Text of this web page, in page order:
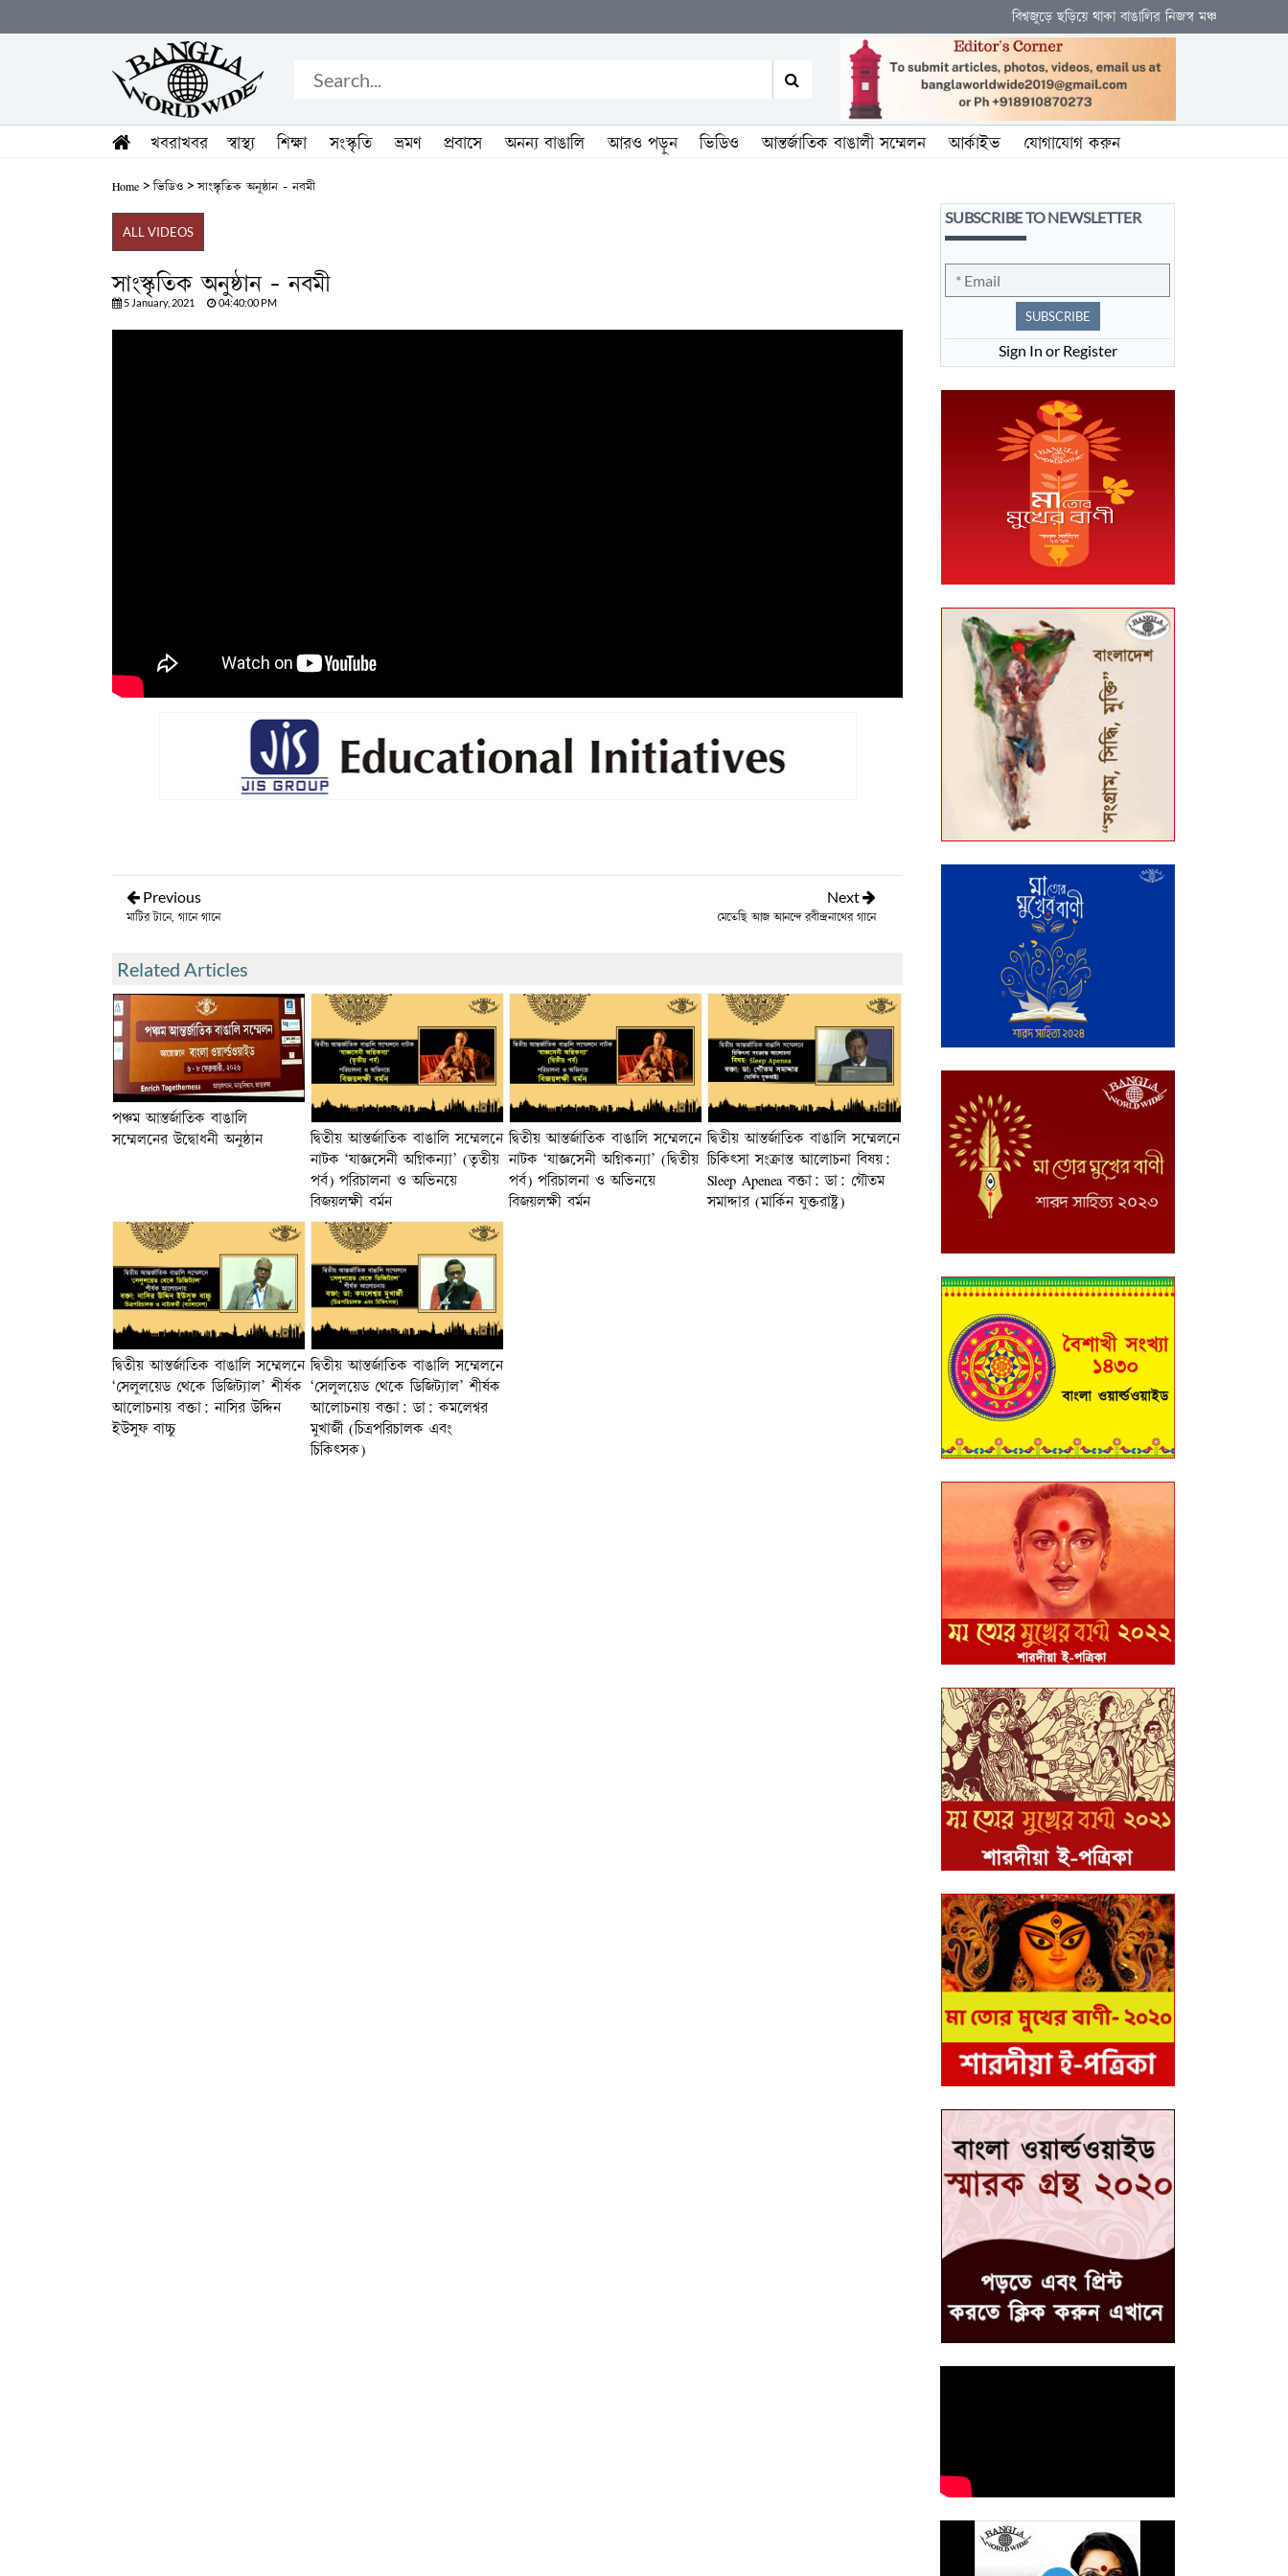
বিশ্বজুড়ে ছড়িয়ে থাকা বাঙালির নিজস্ব মঞ্চ
খবরাখবর স্বাস্থ্য শিক্ষা সংস্কৃতি ভ্রমণ প্রবাসে অনন্য বাঙালি আরও পড়ুন ভিডিও আন্তর্জাতিক বাঙালী সম্মেলন আর্কাইভ যোগাযোগ করুন
Home > ভিডিও > সাংস্কৃতিক অনুষ্ঠান - নবমী
ALL VIDEOS
সাংস্কৃতিক অনুষ্ঠান - নবমী
5 January, 2021 04:40:00 PM
Previous
মাটির টানে‚ গানে গানে
Next
মেতেছি আজ আনন্দে রবীন্দ্রনাথের গানে
Related Articles
পঞ্চম আন্তর্জাতিক বাঙালি
সম্মেলনের উদ্বোধনী অনুষ্ঠান
দ্বিতীয় আন্তর্জাতিক বাঙালি সম্মেলনে
নাটক ‘যাজ্ঞসেনী অগ্নিকন্যা’ (তৃতীয়
পর্ব) পরিচালনা ও অভিনয়ে
বিজয়লক্ষী বর্মন
দ্বিতীয় আন্তর্জাতিক বাঙালি সম্মেলনে
নাটক ‘যাজ্ঞসেনী অগ্নিকন্যা’ (দ্বিতীয়
পর্ব) পরিচালনা ও অভিনয়ে
বিজয়লক্ষী বর্মন
দ্বিতীয় আন্তর্জাতিক বাঙালি সম্মেলনে
চিকিৎসা সংক্রান্ত আলোচনা বিষয়:
Sleep Apenea বক্তা: ডা: গৌতম
সমাদ্দার (মার্কিন যুক্তরাষ্ট্র)
দ্বিতীয় আন্তর্জাতিক বাঙালি সম্মেলনে
‘সেলুলয়েড থেকে ডিজিট্যাল’ শীর্ষক
আলোচনায় বক্তা: নাসির উদ্দিন
ইউসুফ বাচ্চু
দ্বিতীয় আন্তর্জাতিক বাঙালি সম্মেলনে
‘সেলুলয়েড থেকে ডিজিট্যাল’ শীর্ষক
আলোচনায় বক্তা: ডা: কমলেশ্বর
মুখার্জী (চিত্রপরিচালক এবং
চিকিৎসক)
SUBSCRIBE TO NEWSLETTER
SUBSCRIBE
Sign In or Register